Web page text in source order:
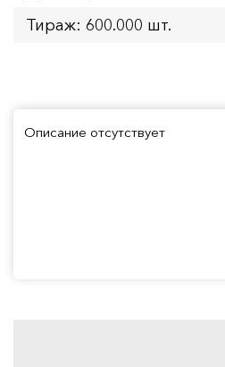
Тираж: 600.000 шт.
Описание отсутствует